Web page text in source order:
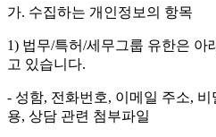
가. 수집하는 개인정보의 항목
1) 법무/특허/세무그룹 유한은 아
고 있습니다.
- 성함, 전화번호, 이메일 주소,
용, 상담 관련 첨부파일